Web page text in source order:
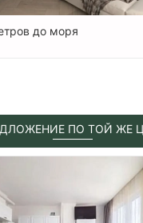
до моря
ПО ТОЙ ЖЕ